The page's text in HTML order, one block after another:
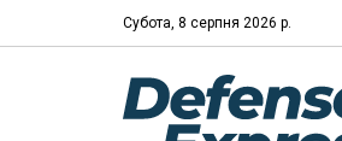
Субота, 8 серпня 2026 р.